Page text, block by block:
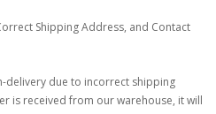
Shipping Address, and Contact
due to incorrect shipping
is received from our warehouse, it will